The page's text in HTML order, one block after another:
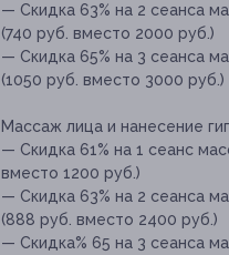
— Скидка 63% на 2 сеанса
(740 руб. вместо 2000 руб.)
— Скидка 65% на 3 сеанса
(1050 руб. вместо 3000 руб.)
Массаж лица и нанесение
— Скидка 61% на 1 сеанс
вместо 1200 руб.)
— Скидка 63% на 2 сеанса
(888 руб. вместо 2400 руб.)
— Скидка% 65 на 3 сеанса